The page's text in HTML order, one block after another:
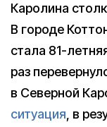
Каролина
В городе
стала 81-
раз
в Северной
ситуация, в